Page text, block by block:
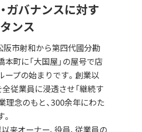
ガバナンスに対す
ンス
阪市射和から第四代國分勘
町に「大国屋」の屋号で店
プの始まりです。創業以
全従業員に浸透させ「継続す
理念のもと、300余年にわた
来オーナー、役員、従業員の